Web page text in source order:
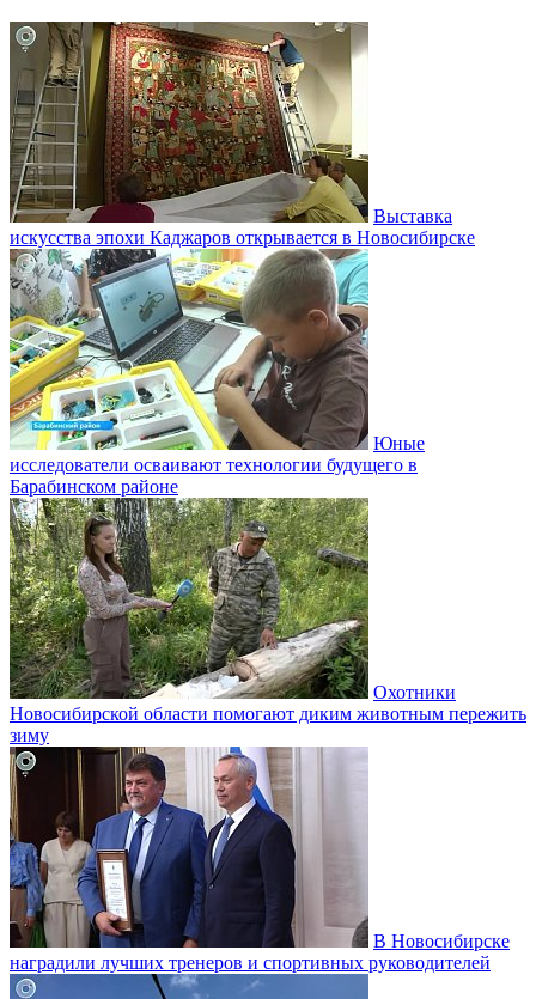
Выставка
искусства эпохи Каджаров открывается в Новосибирске
Юные
исследователи осваивают технологии будущего в
Барабинском районе
Охотники
Новосибирской области помогают диким животным пережить
зиму
В Новосибирске
наградили лучших тренеров и спортивных руководителей